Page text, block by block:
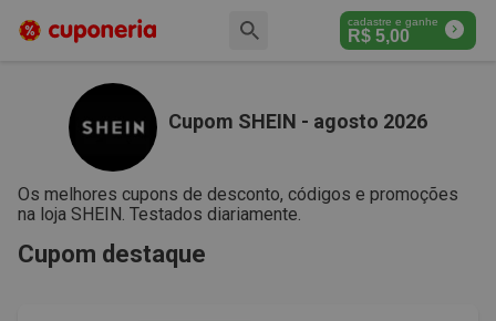
cadastre e ganhe
R$ 5,00
Cupom SHEIN - agosto 2026
Os melhores cupons de desconto, códigos e promoções
na loja SHEIN. Testados diariamente.
Cupom destaque